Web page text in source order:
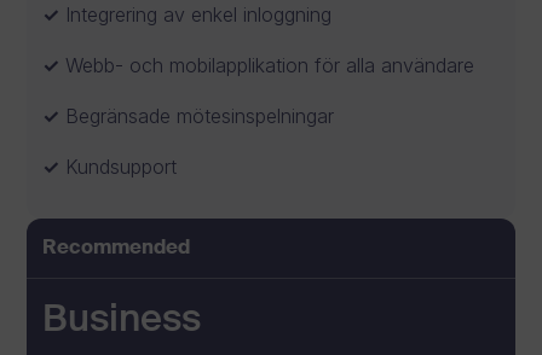
Integrering av enkel inloggning
Webb- och mobilapplikation för alla användare
Begränsade mötesinspelningar
Kundsupport
Recommended
Business